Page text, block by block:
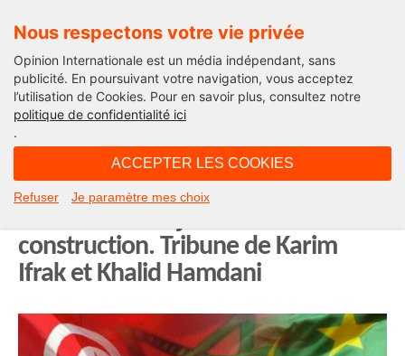
Nous respectons votre vie privée
Opinion Internationale est un média indépendant, sans
publicité. En poursuivant votre navigation, vous acceptez
l’utilisation de Cookies. Pour en savoir plus, consultez notre
politique de confidentialité ici
.
ACCEPTER LES COOKIES
Refuser Je paramètre mes choix
International
L’UMA (Union du Maghreb Arabe) :
construction. Tribune de Karim
Ifrak et Khalid Hamdani